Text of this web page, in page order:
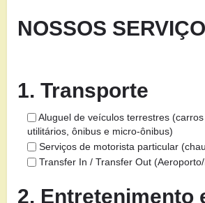
NOSSOS
1. Transporte
Aluguel de veículos terrestres (carros
utilitários, ônibus e micro-ônibus)
Serviços de motorista particular
Transfer In / Transfer Out
2. Entretenimento